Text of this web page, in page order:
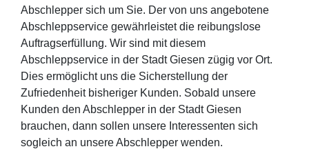
Abschlepper sich um Sie. Der von uns angebotene
Abschleppservice gewährleistet die reibungslose
Auftragserfüllung. Wir sind mit diesem
Abschleppservice in der Stadt Giesen zügig vor Ort.
Dies ermöglicht uns die Sicherstellung der
Zufriedenheit bisheriger Kunden. Sobald unsere
Kunden den Abschlepper in der Stadt Giesen
brauchen, dann sollen unsere Interessenten sich
sogleich an unsere Abschlepper wenden.